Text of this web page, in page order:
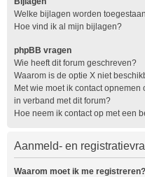
Welke bijlagen worden
Hoe vind ik al mijn bijlagen?
phpBB vragen
Wie heeft dit forum geschreven?
Waarom is de optie X niet
Met wie moet ik contact
in verband met dit forum?
Hoe neem ik contact op met een
Aanmeld- en
Waarom moet ik me registreren?